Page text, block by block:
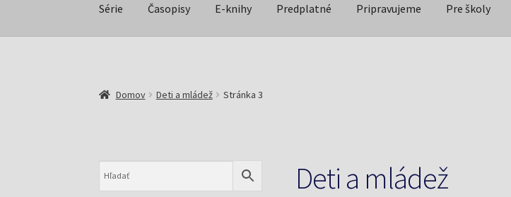
Série Časopisy E-knihy Predplatné Pripravujeme Pre školy
Domov Deti a mládež Stránka 3
Deti a mládež